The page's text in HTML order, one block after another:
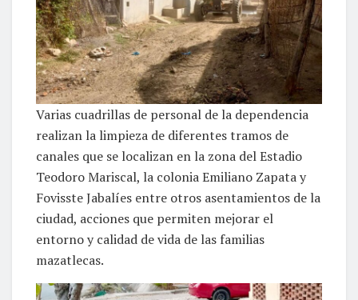
Varias cuadrillas de personal de la dependencia
realizan la limpieza de diferentes tramos de
canales que se localizan en la zona del Estadio
Teodoro Mariscal, la colonia Emiliano Zapata y
Fovisste Jabalíes entre otros asentamientos de la
ciudad, acciones que permiten mejorar el
entorno y calidad de vida de las familias
mazatlecas.